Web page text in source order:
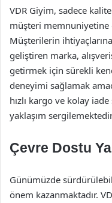
VDR Giyim, sadece
müşteri memnuniyetine
Müşterilerin
geliştiren marka,
getirmek için sürekli
deneyimi sağlamak
hızlı kargo ve kolay
yaklaşım
Çevre Dostu
Günümüzde
önem kazanmaktadır.